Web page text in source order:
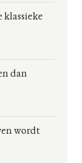
klassieke
dan
wordt